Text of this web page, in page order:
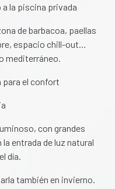
la piscina privada
de barbacoa, paellas
espacio chill-out…
mediterráneo.
para el confort
con grandes
entrada de luz natural
día.
también en invierno.